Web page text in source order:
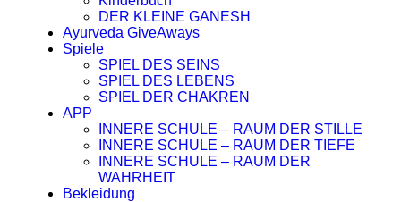
DER KLEINE GANESH
Ayurveda GiveAways
Spiele
SPIEL DES SEINS
SPIEL DES LEBENS
SPIEL DER CHAKREN
APP
INNERE SCHULE – RAUM DER STILLE
INNERE SCHULE – RAUM DER TIEFE
INNERE SCHULE – RAUM DER
WAHRHEIT
Bekleidung